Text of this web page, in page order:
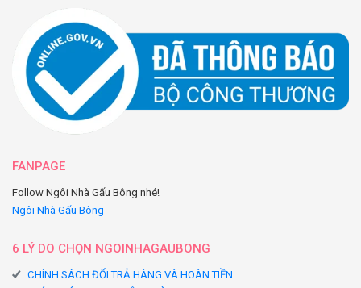
FANPAGE
Follow Ngôi Nhà Gấu Bông nhé!
Ngôi Nhà Gấu Bông
6 LÝ DO CHỌN NGOINHAGAUBONG
CHÍNH SÁCH ĐỔI TRẢ HÀNG VÀ HOÀN TIỀN